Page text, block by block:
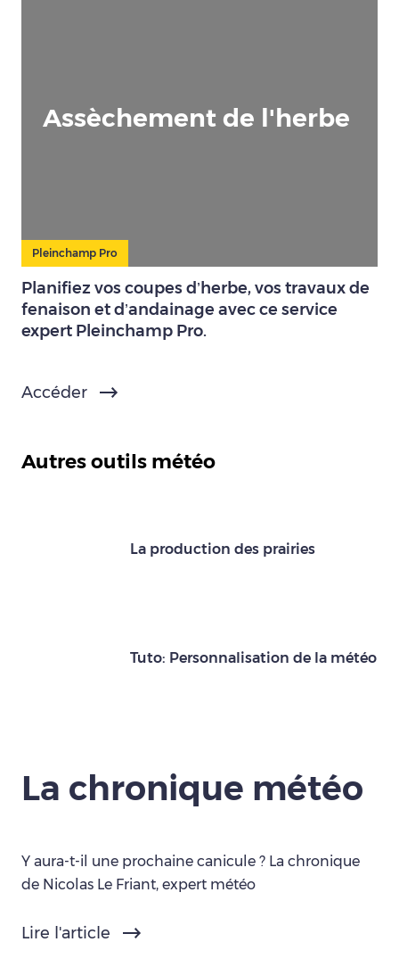
Assèchement de l'herbe
Pleinchamp Pro
Planifiez vos coupes d’herbe, vos travaux de
fenaison et d’andainage avec ce service
expert Pleinchamp Pro.
Accéder
Autres outils météo
La production des prairies
Tuto: Personnalisation de la météo
La chronique météo
Y aura-t-il une prochaine canicule ? La chronique
de Nicolas Le Friant, expert météo
Lire l'article